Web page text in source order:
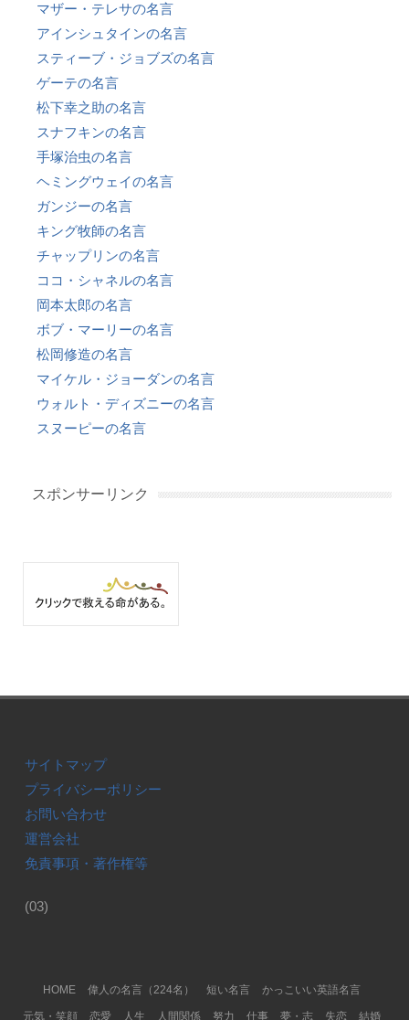
マザー・テレサの名言
アインシュタインの名言
スティーブ・ジョブズの名言
ゲーテの名言
松下幸之助の名言
スナフキンの名言
手塚治虫の名言
ヘミングウェイの名言
ガンジーの名言
キング牧師の名言
チャップリンの名言
ココ・シャネルの名言
岡本太郎の名言
ボブ・マーリーの名言
松岡修造の名言
マイケル・ジョーダンの名言
ウォルト・ディズニーの名言
スヌーピーの名言
スポンサーリンク
サイトマップ
プライバシーポリシー
お問い合わせ
運営会社
免責事項・著作権等
(03)
Footer Menu
HOME 偉人の名言（224名） 短い名言 かっこいい英語名言
元気・笑顔 恋愛 人生 人間関係 努力 仕事 夢・志 失恋 結婚